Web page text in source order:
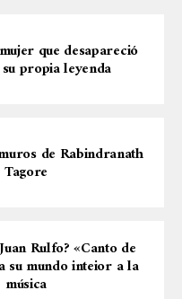
que desapareció
propia leyenda
de Rabindranath
Tagore
Rulfo? «Canto de
su mundo inteior a la
música